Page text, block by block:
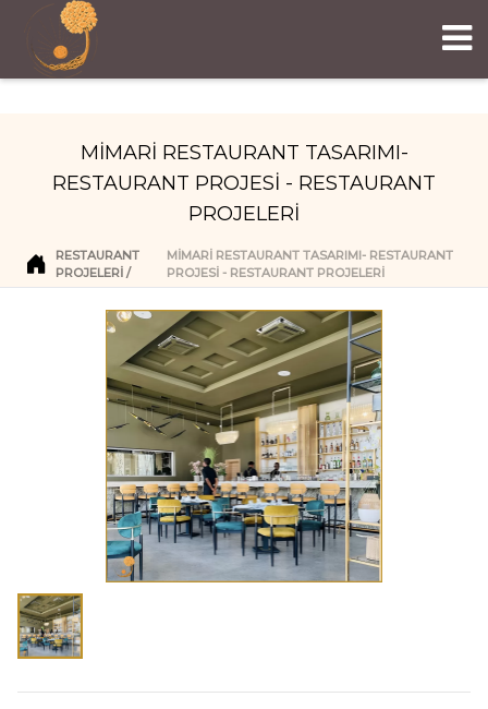
MİMARİ RESTAURANT TASARIMI-
RESTAURANT PROJESİ - RESTAURANT
PROJELERİ
RESTAURANT
PROJELERI
MİMARİ RESTAURANT TASARIMI- RESTAURANT
PROJESİ - RESTAURANT PROJELERİ